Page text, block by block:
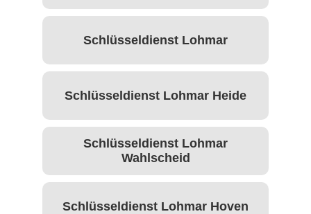
Schlüsseldienst Lohmar
Schlüsseldienst Lohmar Heide
Schlüsseldienst Lohmar
Wahlscheid
Schlüsseldienst Lohmar Hoven